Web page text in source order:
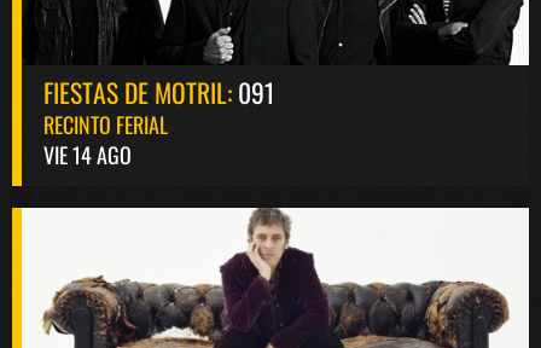
FIESTAS DE MOTRIL:091
RECINTO FERIAL
VIE 14 AGO